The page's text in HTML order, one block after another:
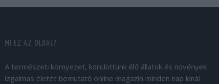
MI EZ AZ OLDAL?
A természeti környezet, körülöttünk élő állatok és növények
izgalmas életét bemutató online magazin minden nap kínál